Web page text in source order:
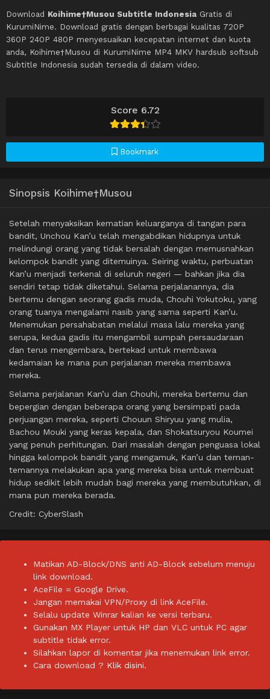
Score 6.72
Bookmark
Download Koihime†Musou Subtitle Indonesia Gratis di
KurumiNime. Download gratis dengan berbagai kualitas 720P
360P 240P 480P menyesuaikan kecepatan internet dan kuota
anda, Koihime†Musou di KurumiNime MP4 MKV hardsub softsub
Subtitle Indonesia sudah tersedia di dalam video.
Sinopsis Koihime†Musou
Setelah menyaksikan kematian keluarganya di tangan para
bandit, Unchou Kan’u telah mengabdikan hidupnya untuk
melindungi orang yang tidak bersalah dengan memusnahkan
kelompok bandit yang ditemuinya. Seiring waktu, perbuatan
Kan’u menjadi terkenal di seluruh negeri — bahkan jika dia
sendiri tetap tidak diketahui. Selama perjalanannya, dia
bertemu dengan seorang gadis muda, Chouhi Yokutoku, yang
orang tuanya mengalami nasib yang sama seperti Kan’u.
Menemukan persahabatan melalui masa lalu mereka yang
serupa, kedua gadis itu mengambil sumpah persaudaraan
dan terus mengembara, bertekad untuk membawa
kedamaian ke mana pun perjalanan mereka membawa
mereka.
Selama perjalanan Kan’u dan Chouhi, mereka bertemu dan
bepergian dengan beberapa orang yang bersimpati pada
perjuangan mereka, seperti Chouun Shiryuu yang mulia,
Bachou Mouki yang keras kepala, dan Shokatsuryou Koumei
yang penuh perhitungan. Dari masalah dengan penguasa lokal
hingga kelompok bandit yang mengamuk, Kan’u dan teman-
temannya melakukan apa yang mereka bisa untuk membuat
hidup sedikit lebih mudah bagi mereka yang membutuhkan, di
mana pun mereka berada.
Credit: CyberSlash
Matikan AD-Block/DNS anti AD-Block sebelum menuju
link download.
AceFile = Google Drive.
Jangan memakai VPN/Proxy di link AceFile.
Selalu update Winrar kalian ke versi terbaru.
Gunakan MX Player untuk HP dan VLC untuk PC agar
subtitle tidak error.
Silahkan lapor di komentar jika menemukan link error.
Cara download ? Klik disini.